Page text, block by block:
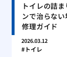
トイレの詰
ンで治らな
修理ガイド
2026.03.12
トイレ